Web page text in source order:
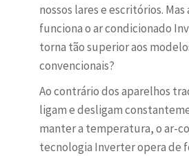
nossos lares e escritórios.
funciona o ar condicionado
torna tão superior aos
convencionais?
Ao contrário dos aparelhos
ligam e desligam
manter a temperatura, o ar-
tecnologia Inverter opera de